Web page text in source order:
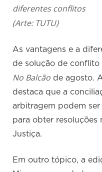
diferentes conflitos
(Arte: TUTU)
As vantagens e a
de solução de
No Balcão de agosto.
destaca que a
arbitragem podem ser
para obter resoluções
Justiça.
Em outro tópico, a